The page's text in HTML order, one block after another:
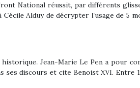
National réussit, par différents
Alduy de décrypter l’usage de 5
Jean-Marie Le Pen a pour
ses discours et cite Benoist XVI.Entre